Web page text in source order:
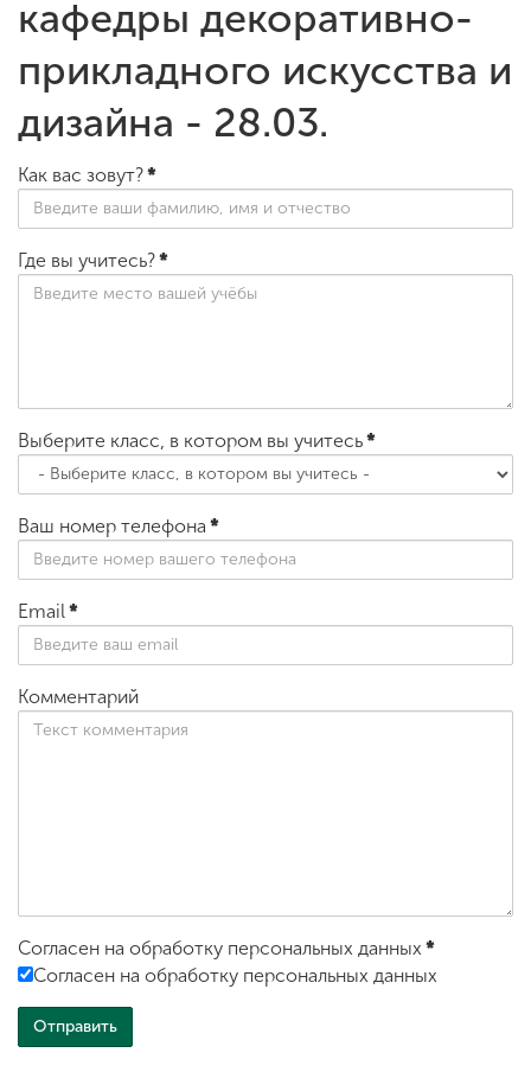
кафедры декоративно-
прикладного искусства и
дизайна - 28.03.
Как вас зовут?*
Где вы учитесь?*
Выберите класс, в котором вы учитесь*
Ваш номер телефона *
Email*
Комментарий
Согласен на обработку персональных данных *
Согласен на обработку персональных данных